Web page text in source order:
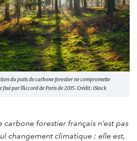
du puits de carbone forestier ne compromette
par l'Accord de Paris de 2015. Crédit : iStock
carbone forestier français n’est pas
changement climatique : elle est,